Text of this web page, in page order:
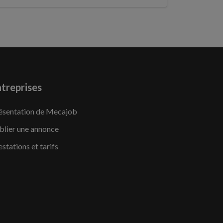
de Mecajob
une annonce
et tarifs